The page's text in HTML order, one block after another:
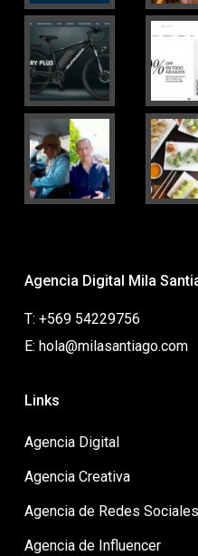
Agencia Digital Mila
T: +569 54229756
E: hola@milasantiago.com
Links
Agencia Digital
Agencia Creativa
Agencia de Redes Sociales
Agencia de Influencer